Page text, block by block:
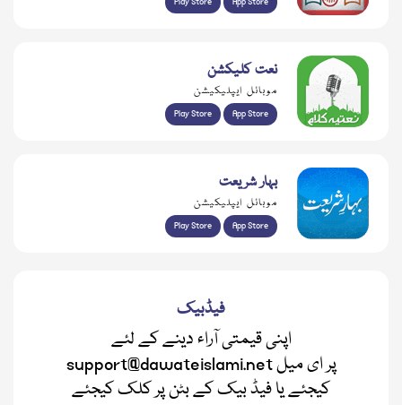
نعت کلیکشن
موبائل ایپلیکیشن
Play Store App Store
بہار شریعت
موبائل ایپلیکیشن
Play Store App Store
فیڈبیک
اپنی قیمتی آراء دینے کے لئے
support@dawateislami.net پر ای میل
کیجئے یا فیڈ بیک کے بٹن پر کلک کیجئے